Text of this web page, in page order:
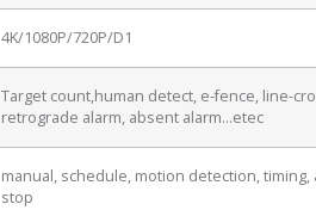
4K/1080P/720P/D1
Target count,human detect, e-fence, line-
retrograde alarm, absent alarm…etec
manual, schedule, motion detection, timing,
stop